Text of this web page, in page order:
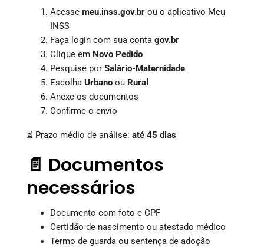
Acesse meu.inss.gov.br ou o aplicativo Meu
INSS
Faça login com sua conta gov.br
Clique em Novo Pedido
Pesquise por Salário-Maternidade
Escolha Urbano ou Rural
Anexe os documentos
Confirme o envio
⏳ Prazo médio de análise: até 45 dias
📄 Documentos
necessários
Documento com foto e CPF
Certidão de nascimento ou atestado médico
Termo de guarda ou sentença de adoção